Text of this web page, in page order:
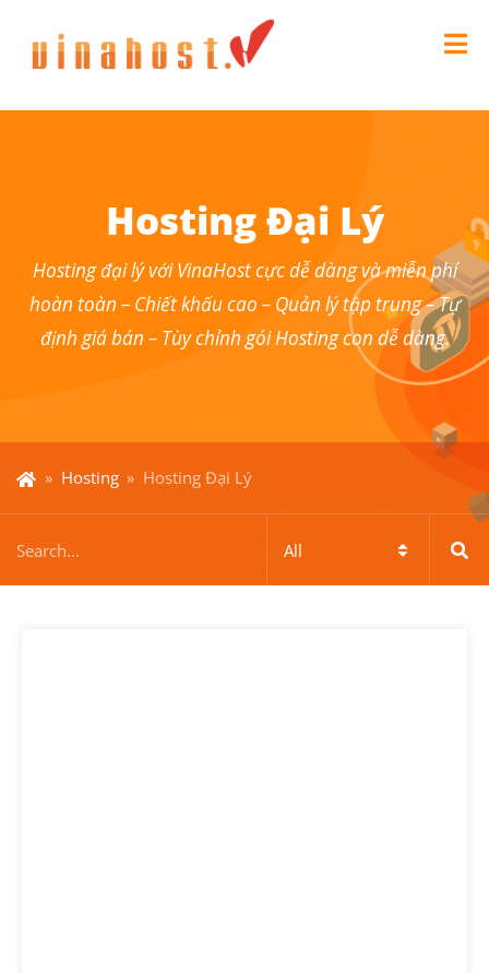
Hosting Đại Lý
Hosting đại lý với VinaHost cực dễ dàng và miễn phí
hoàn toàn – Chiết khấu cao – Quản lý tập trung – Tự
định giá bán – Tùy chỉnh gói Hosting con dễ dàng.
» Hosting » Hosting Đại Lý